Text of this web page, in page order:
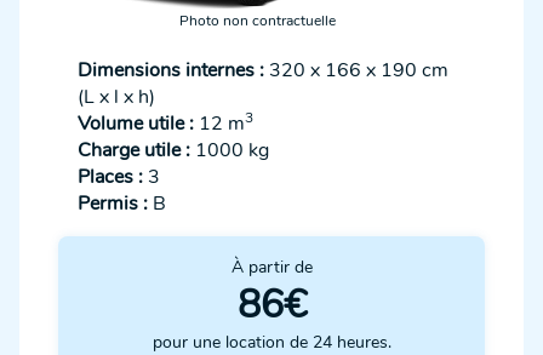
Photo non contractuelle
Dimensions internes : 320 x 166 x 190 cm
(L x l x h)
Volume utile : 12 m3
Charge utile : 1000 kg
Places : 3
Permis : B
À partir de
86€
pour une location de 24 heures.